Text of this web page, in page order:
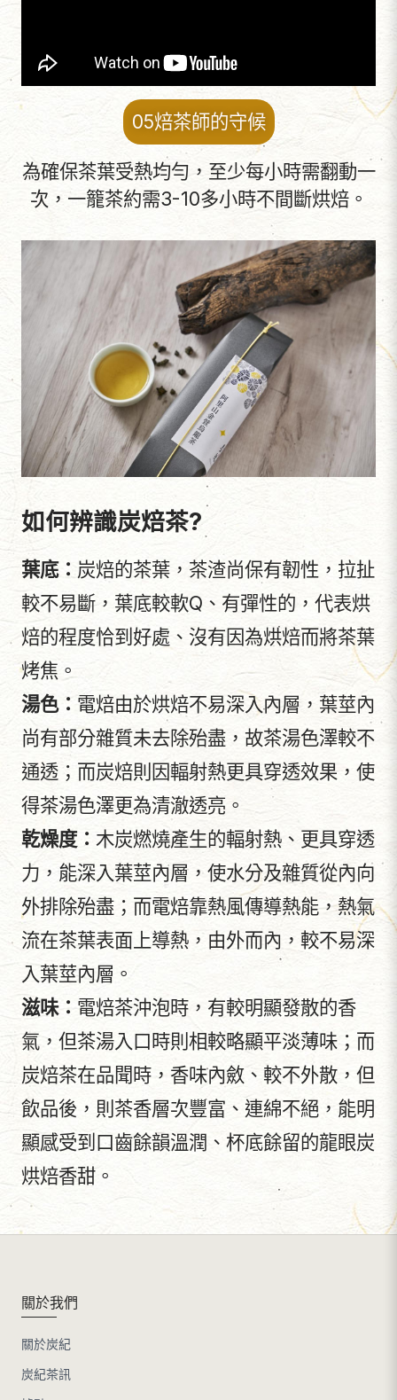
05焙茶師的守候
為確保茶葉受熱均勻，至少每小時需翻動一
次，一籠茶約需3-10多小時不間斷烘焙。
如何辨識炭焙茶?
葉底： 炭焙的茶葉，茶渣尚保有韌性，拉扯
較不易斷，葉底較軟Q、有彈性的，代表烘
焙的程度恰到好處、沒有因為烘焙而將茶葉
烤焦。
湯色： 電焙由於烘焙不易深入內層，葉莖內
尚有部分雜質未去除殆盡，故茶湯色澤較不
通透；而炭焙則因輻射熱更具穿透效果，使
得茶湯色澤更為清澈透亮。
乾燥度： 木炭燃燒產生的輻射熱、更具穿透
力，能深入葉莖內層，使水分及雜質從內向
外排除殆盡；而電焙靠熱風傳導熱能，熱氣
流在茶葉表面上導熱，由外而內，較不易深
入葉莖內層。
滋味： 電焙茶沖泡時，有較明顯發散的香
氣，但茶湯入口時則相較略顯平淡薄味；而
炭焙茶在品聞時，香味內斂、較不外散，但
飲品後，則茶香層次豐富、連綿不絕，能明
顯感受到口齒餘韻溫潤、杯底餘留的龍眼炭
烘焙香甜。
關於我們
關於炭紀
炭紀茶訊